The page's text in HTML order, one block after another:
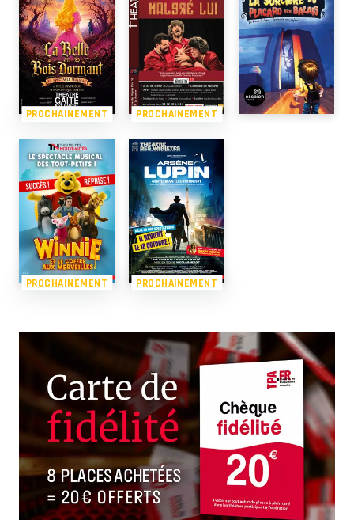
PROCHAINEMENT PROCHAINEMENT
PROCHAINEMENT PROCHAINEMENT